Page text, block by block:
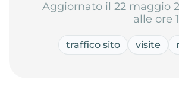
Aggiornato il 22 maggio
alle ore
traffico sito visite